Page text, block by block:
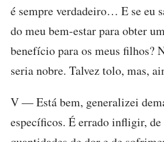
é sempre verdadeiro… E se eu
do meu bem-estar para obter
benefício para os meus filhos?
seria nobre. Talvez tolo, mas,
V — Está bem, generalizei
específicos. É errado infligir,